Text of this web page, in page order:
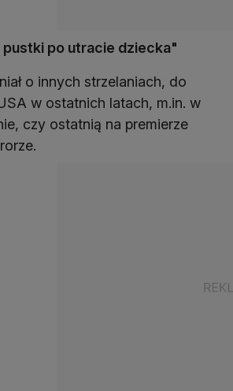
pustki po utracie dziecka"
o innych strzelaniach, do
w ostatnich latach, m.in. w
czy ostatnią na premierze